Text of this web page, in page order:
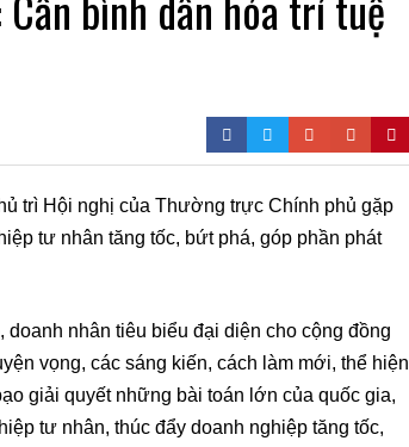
trì Hội nghị của Thường trực Chính phủ gặp
tư nhân tăng tốc, bứt phá, góp phần phát
nhân tiêu biểu đại diện cho cộng đồng
vọng, các sáng kiến, cách làm mới, thể hiện
giải quyết những bài toán lớn của quốc gia,
tư nhân, thúc đẩy doanh nghiệp tăng tốc,